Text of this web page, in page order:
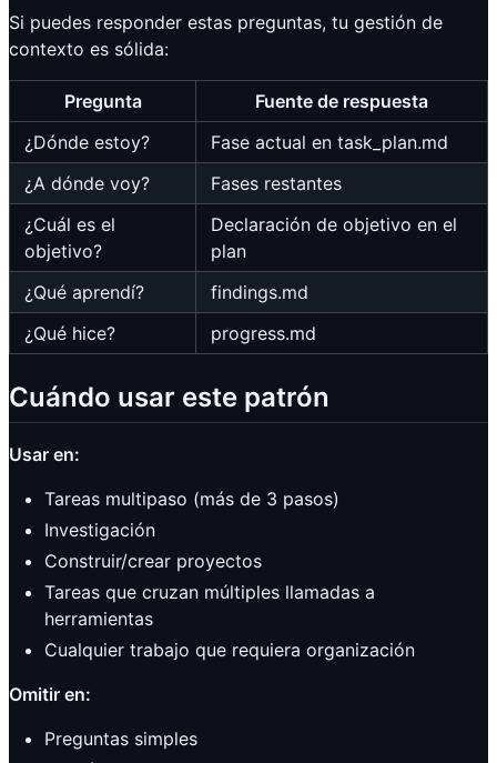
Si puedes responder estas preguntas, tu gestión de
contexto es sólida:
Pregunta
Fuente de respuesta
¿Dónde estoy?
Fase actual en task_plan.md
¿A dónde voy?
Fases restantes
¿Cuál es el
objetivo?
Declaración de objetivo en el
plan
¿Qué aprendí?
findings.md
¿Qué hice?
progress.md
Cuándo usar este patrón
Usar en:
Tareas multipaso (más de 3 pasos)
Investigación
Construir/crear proyectos
Tareas que cruzan múltiples llamadas a
herramientas
Cualquier trabajo que requiera organización
Omitir en:
Preguntas simples